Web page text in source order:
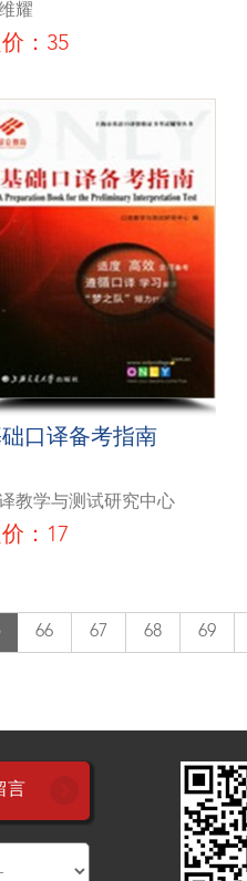
耀
：35
口译备考指南
教学与测试研究中心
：17
66 67 68 69
言